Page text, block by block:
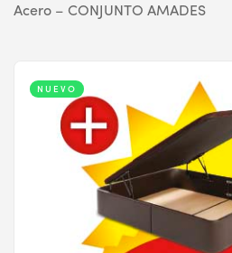
Acero – CONJUNTO AMADES
NUEVO